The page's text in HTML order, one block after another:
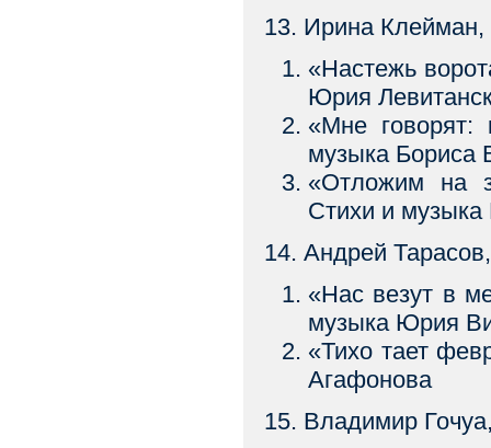
13. Ирина Клейман,
«Настежь
Юрия
«Мне
музыка Бориса
«Отложим на
Стихи и
14. Андрей
«Нас везут в
музыка Юрия
«Тихо тает
Агафонова
15. Владимир